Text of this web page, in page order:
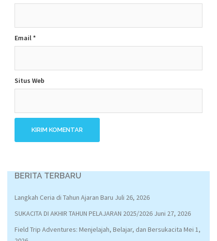
Email*
Situs Web
BERITA TERBARU
Langkah Ceria di Tahun Ajaran Baru Juli 26, 2026
SUKACITA DI AKHIR TAHUN PELAJARAN 2025/2026 Juni 27, 2026
Field Trip Adventures: Menjelajah, Belajar, dan Bersukacita Mei 1,